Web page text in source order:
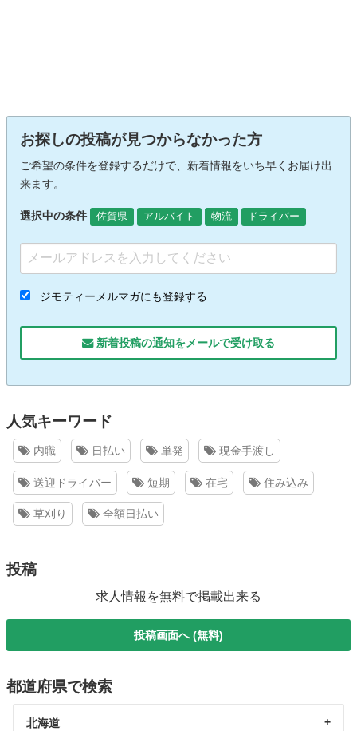
お探しの投稿が見つからなかった方
ご希望の条件を登録するだけで、新着情報をいち早くお届け出
来ます。
選択中の条件 佐賀県 アルバイト 物流 ドライバー
ジモティーメルマガにも登録する
新着投稿の通知をメールで受け取る
人気キーワード
内職 日払い 単発 現金手渡し
送迎ドライバー 短期 在宅 住み込み
草刈り 全額日払い
投稿
求人情報を無料で掲載出来る
投稿画面へ (無料)
都道府県で検索
北海道